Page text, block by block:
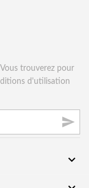
trouverez pour
d'utilisation

